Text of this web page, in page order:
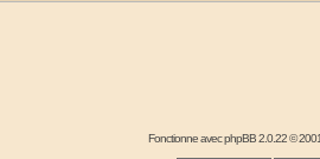
Fonctionne avecphpBB2.0.22 ©